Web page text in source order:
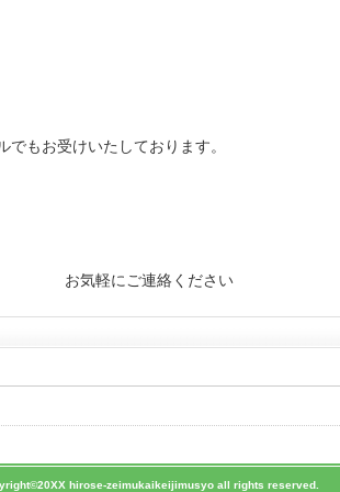
もお受けいたしております。
お気軽にご連絡ください
hirose-zeimukaikeijimusyo all rights reserved.